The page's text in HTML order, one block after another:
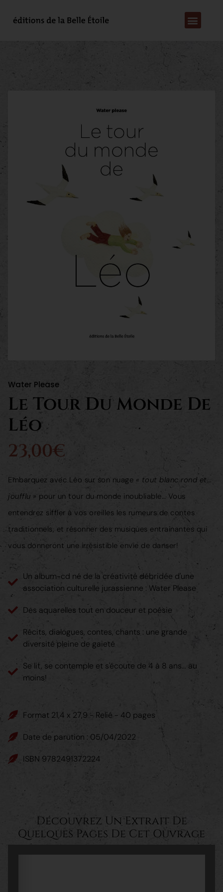
Water Please
Le Tour Du Monde De
Léo
23,00€
Embarquez avec Léo sur son nuage « tout blanc rond et…
joufflu » pour un tour du monde inoubliable… Vous
entendrez siffler à vos oreilles les rumeurs de contes
traditionnels, et résonner des musiques entrainantes qui
vous donneront une irrésistible envie de danser!
Un album-cd né de la créativité débridée d'une
association culturelle jurassienne : Water Please
Des aquarelles tout en douceur et poésie
Récits, dialogues, contes, chants : une grande
diversité pleine de gaieté
Se lit, se contemple et s'écoute de 4 à 8 ans... au
moins!
Format 21,4 x 27,9 - Relié - 40 pages
Date de parution : 05/04/2022
ISBN 9782491372224
Découvrez Un Extrait De
Quelques Pages De Cet Ouvrage